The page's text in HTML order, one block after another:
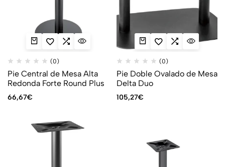
(0)
Pie Central de Mesa Alta
Redonda Forte Round Plus
66,67€
(0)
Pie Doble Ovalado de Mesa
Delta Duo
105,27€